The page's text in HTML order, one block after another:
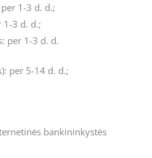
1-3 d. d.;
1-3 d. d.;
per 1-3 d. d.
per 5-14 d. d.;
bankininkystės